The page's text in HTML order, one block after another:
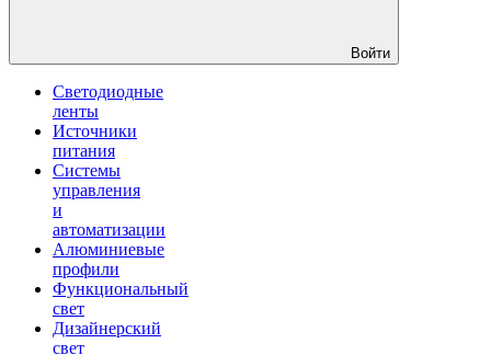
Войти
Светодиодные
ленты
Источники
питания
Системы
управления
и
автоматизации
Алюминиевые
профили
Функциональный
свет
Дизайнерский
свет